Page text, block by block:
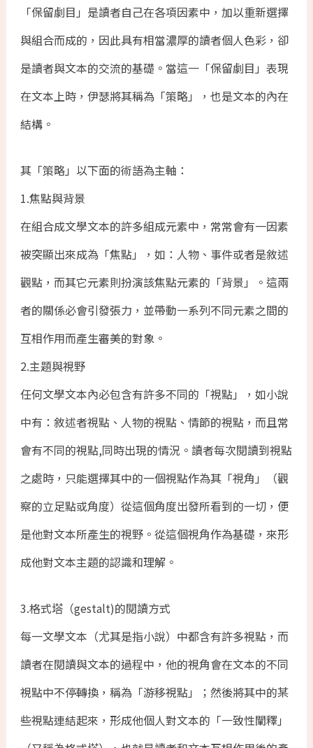
「保留劇目」是讀者自己在各項因素中，加以重新選擇
與組合而成的，因此具有相當濃厚的讀者個人色彩，卻
是讀者與文本的交流的基礎。當這一「保留劇目」表現
在文本上時，伊瑟將其稱為「策略」，也是文本的內在
結構。
其「策略」以下面的術語為主軸：
1.焦點與背景
在組合成文學文本的許多組成元素中，常常會有一因素
被突顯出來成為「焦點」，如：人物、事件或者是敘述
觀點，而其它元素則扮演該焦點元素的「背景」。這兩
者的關係必會引發張力，並帶動一系列不同元素之間的
互相作用而產生審美的對象。
2.主題與視野
任何文學文本內必包含有許多不同的「視點」，如小說
中有：敘述者視點、人物的視點、情節的視點，而且常
會有不同的視點,同時出現的情況。讀者每次閱讀到視點
之處時，只能選擇其中的一個視點作為其「視角」（觀
察的立足點或角度）從這個角度出發所看到的一切，便
是他對文本所產生的視野。從這個視角作為基礎，來形
成他對文本主題的認識和理解。
3.格式塔（gestalt)的閱讀方式
每一文學文本（尤其是指小說）中都含有許多視點，而
讀者在閱讀與文本的過程中，他的視角會在文本的不同
視點中不停轉換，稱為「游移視點」；然後將其中的某
些視點連結起來，形成他個人對文本的「一致性闡釋」